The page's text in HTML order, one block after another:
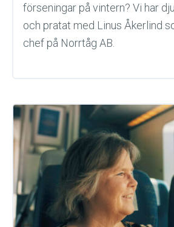
förseningar på vintern? Vi har
och pratat med Linus Åkerlind
chef på Norrtåg AB.